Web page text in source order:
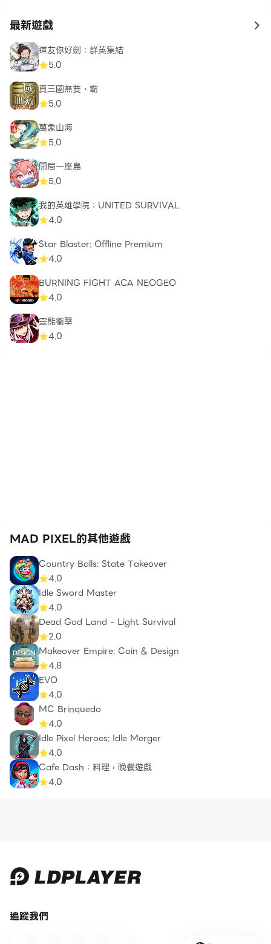
最新遊戲 to
道友你好劍：群英集結
5.0
真三國無雙・霸
5.0
萬象山海
5.0
開局一座島
5.0
我的英雄學院：UNITED SURVIVAL
4.0
Star Blaster: Offline Premium
4.0
BURNING FIGHT ACA NEOGEO
4.0
靈能衝擊
4.0
MAD PIXEL的其他遊戲
Country Balls: State Takeover
4.0
Idle Sword Master
4.0
Dead God Land - Light Survival
2.0
Makeover Empire: Coin & Design
4.8
EVO
4.0
MC Brinquedo
4.0
Idle Pixel Heroes: Idle Merger
4.0
Cafe Dash：料理，晚餐遊戲
4.0
追蹤我們